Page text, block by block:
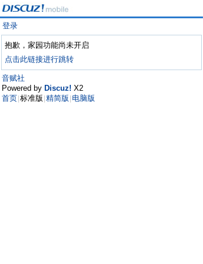
登录
抱歉，家园功能尚未开启
点击此链接进行跳转
音赋社
Powered by Discuz! X2
首页 标准版 精简版 电脑版